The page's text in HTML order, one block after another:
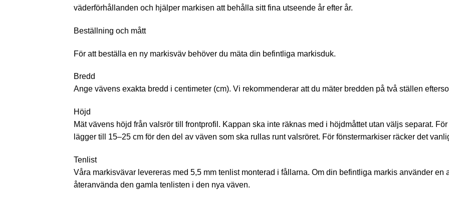
väderförhållanden och hjälper markisen att behålla sitt fina utseende år efter år.
Beställning och mått
För att beställa en ny markisväv behöver du mäta din befintliga markisduk.
Bredd
Ange vävens exakta bredd i centimeter (cm). Vi rekommenderar att du mäter bredden på två ställen
Höjd
Mät vävens höjd från valsrör till frontprofil. Kappan ska inte räknas med i höjdmåttet utan väljs separat.
lägger till 15–25 cm för den del av väven som ska rullas runt valsröret. För fönstermarkiser räcker det
Tenlist
Våra markisvävar levereras med 5,5 mm tenlist monterad i fållarna. Om din befintliga markis använder en
återanvända den gamla tenlisten i den nya väven.